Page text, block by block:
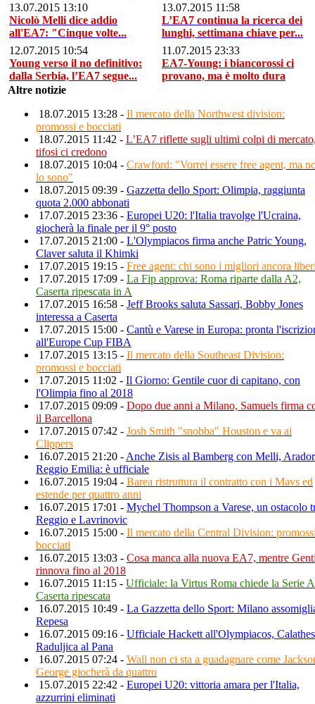
13.07.2015 13:10
Nicolò Melli dice addio
all'EA7: "Cinque volte...
13.07.2015 11:58
L’EA7 continua la ricerca dei
lunghi, settimana chiave per...
12.07.2015 10:54
Young verso il no definitivo:
dalla Serbia, l’EA7 segue...
11.07.2015 23:33
EA7-Young: i biancorossi ci
provano, ma è molto dura
Altre notizie
18.07.2015 13:28 - Il mercato della Northwest division:
promossi e bocciati
18.07.2015 11:42 - L’EA7 riflette sugli ultimi colpi di
tifosi ci credono
18.07.2015 10:04 - Crawford: "Vorrei essere free agent, ma
lo sono"
18.07.2015 09:39 - Gazzetta dello Sport: Olimpia, raggiunta
quota 2.000 abbonati
17.07.2015 23:36 - Europei U20: l'Italia travolge l'Ucraina,
giocherà la finale per il 9° posto
17.07.2015 21:00 - L'Olympiacos firma anche Patric Young,
Claver saluta il Khimki
17.07.2015 19:15 - Free agent: chi sono i migliori ancora
17.07.2015 17:09 - La Fip approva: Roma riparte dalla A2,
Caserta ripescata in A
17.07.2015 16:58 - Jeff Brooks saluta Sassari, Bobby Jones
interessa a Caserta
17.07.2015 15:00 - Cantù e Varese in Europa: pronta
all'Europe Cup FIBA
17.07.2015 13:15 - Il mercato della Southeast Division:
promossi e bocciati
17.07.2015 11:02 - Il Giorno: Gentile cuor di capitano, con
l'Olimpia fino al 2018
17.07.2015 09:09 - Dopo due anni a Milano, Samuels firma
il Barcellona
17.07.2015 07:42 - Josh Smith "snobba" Houston e va ai
Clippers
16.07.2015 21:20 - Anche Zisis al Bamberg con Melli,
Reggio Emilia: è ufficiale
16.07.2015 19:04 - Barea ristruttura il contratto con i Mavs ed
estende per quattro anni
16.07.2015 17:01 - Mychel Thompson a Varese, un ostacolo
Reggio e Lavrinovic
16.07.2015 15:00 - Il mercato della Central Division:
bocciati
16.07.2015 13:03 - Cosa manca alla nuova EA7, mentre
rinnova fino al 2018
16.07.2015 11:15 - Ufficiale: la Virtus Roma chiede la Serie
Caserta ripescata
16.07.2015 10:49 - La Gazzetta dello Sport: Milano
Repesa
16.07.2015 09:16 - Ufficiale Hackett all'Olympiacos,
Raduljica al Pana
16.07.2015 07:24 - Wall non ci sta a guadagnare come
George giocherà da quattro
15.07.2015 22:42 - Europei U20: vittoria amara per l'Italia,
azzurrini eliminati